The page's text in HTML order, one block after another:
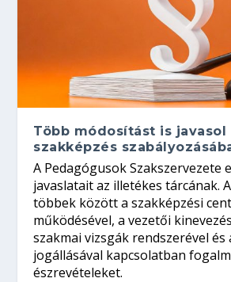
Több módosítást is javasol
szakképzés
A Pedagógusok Szakszervezete
javaslatait az illetékes tárcának.
többek között a szakképzési
működésével, a vezetői
szakmai vizsgák rendszerével
jogállásával kapcsolatban
észrevételeket.